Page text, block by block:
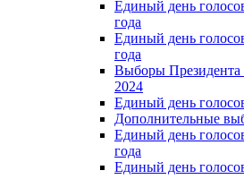
Единый день
года
Единый день
года
Выборы Президента
2024
Единый день
Дополнительные
Единый день
года
Единый день